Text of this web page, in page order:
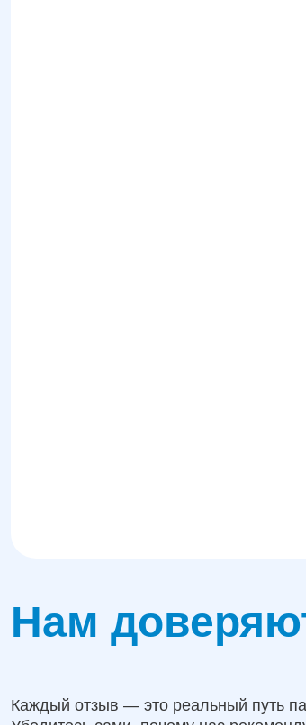
Нам
Каждый отзыв — это реальный путь